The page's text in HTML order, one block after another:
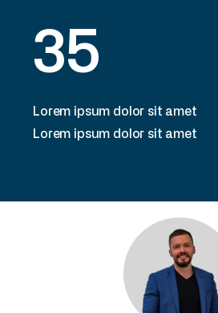
35
Lorem ipsum dolor sit amet
Lorem ipsum dolor sit amet